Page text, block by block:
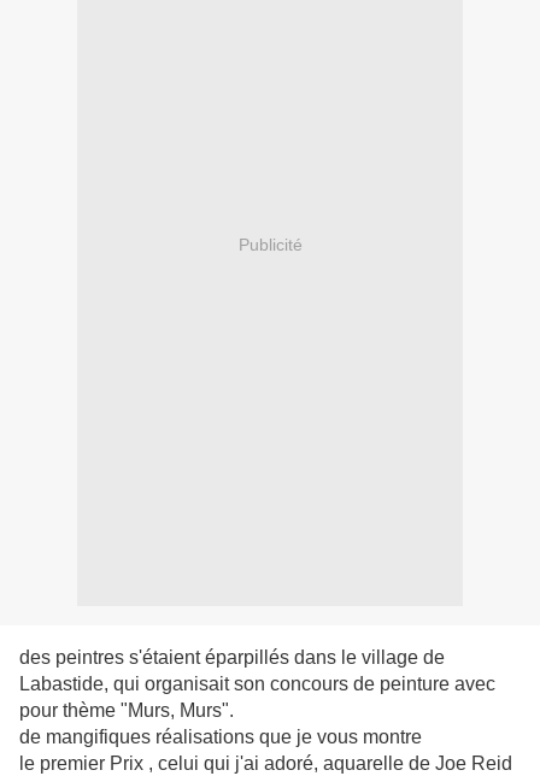
Publicité
des peintres s'étaient éparpillés dans le village de
Labastide, qui organisait son concours de peinture avec
pour thème "Murs, Murs".
de mangifiques réalisations que je vous montre
le premier Prix , celui qui j'ai adoré, aquarelle de Joe Reid